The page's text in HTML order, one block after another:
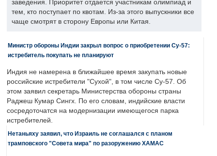
заведения. Приоритет отдается участникам олимпиад и
тем, кто поступает по квотам. Из-за этого выпускники все
чаще смотрят в сторону Европы или Китая.
Министр обороны Индии закрыл вопрос о приобретении Су-57:
истребитель покупать не планируют
Индия не намерена в ближайшее время закупать новые
российские истребители "Сухой", в том числе Су-57. Об
этом заявил секретарь Министерства обороны страны
Раджеш Кумар Сингх. По его словам, индийские власти
сосредоточатся на модернизации имеющегося парка
истребителей.
Нетаньяху заявил, что Израиль не соглашался с планом
трамповского "Совета мира" по разоружению ХАМАС